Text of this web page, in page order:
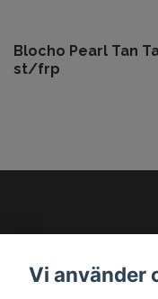
Blocho Pearl Tan
st/frp
Om oss
Vi använder